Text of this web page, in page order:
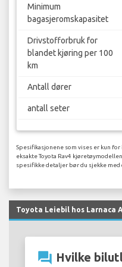
Minimum
bagasjeromskapasitet
Drivstofforbruk for
blandet kjøring per 100
km
Antall dører
antall seter
Spesifikasjonene som vises er kun
eksakte Toyota Rav4
spesifikke detaljer bør du sjekke
Toyota Leiebil hos Larnaca
question_answer Hvilke